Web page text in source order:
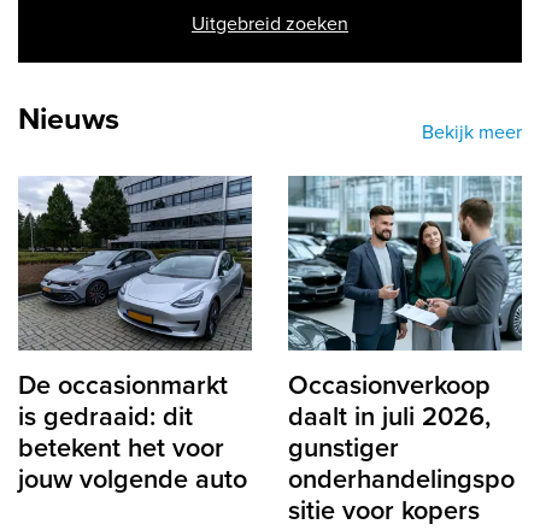
Uitgebreid zoeken
Nieuws Bekijk meer
De occasionmarkt
is gedraaid: dit
betekent het voor
jouw volgende auto
Occasionverkoop
daalt in juli 2026,
gunstiger
onderhandelingspo
sitie voor kopers